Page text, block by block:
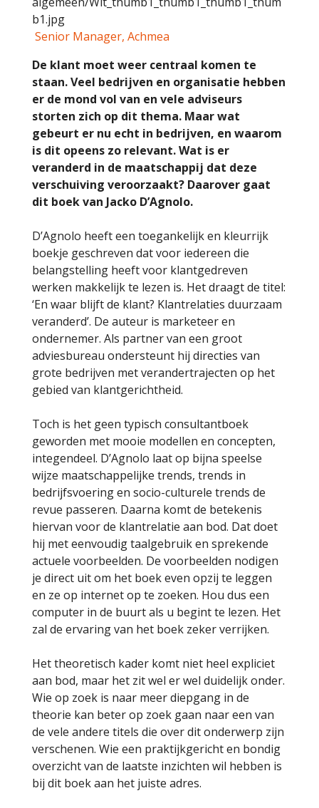
Senior Manager, Achmea
De klant moet weer centraal komen te
staan. Veel bedrijven en organisatie hebben
er de mond vol van en vele adviseurs
storten zich op dit thema. Maar wat
gebeurt er nu echt in bedrijven, en waarom
is dit opeens zo relevant. Wat is er
veranderd in de maatschappij dat deze
verschuiving veroorzaakt? Daarover gaat
dit boek van Jacko D’Agnolo.
D’Agnolo heeft een toegankelijk en kleurrijk
boekje geschreven dat voor iedereen die
belangstelling heeft voor klantgedreven
werken makkelijk te lezen is. Het draagt de titel:
‘En waar blijft de klant? Klantrelaties duurzaam
veranderd’. De auteur is marketeer en
ondernemer. Als partner van een groot
adviesbureau ondersteunt hij directies van
grote bedrijven met verandertrajecten op het
gebied van klantgerichtheid.
Toch is het geen typisch consultantboek
geworden met mooie modellen en concepten,
integendeel. D’Agnolo laat op bijna speelse
wijze maatschappelijke trends, trends in
bedrijfsvoering en socio-culturele trends de
revue passeren. Daarna komt de betekenis
hiervan voor de klantrelatie aan bod. Dat doet
hij met eenvoudig taalgebruik en sprekende
actuele voorbeelden. De voorbeelden nodigen
je direct uit om het boek even opzij te leggen
en ze op internet op te zoeken. Hou dus een
computer in de buurt als u begint te lezen. Het
zal de ervaring van het boek zeker verrijken.
Het theoretisch kader komt niet heel expliciet
aan bod, maar het zit wel er wel duidelijk onder.
Wie op zoek is naar meer diepgang in de
theorie kan beter op zoek gaan naar een van
de vele andere titels die over dit onderwerp zijn
verschenen. Wie een praktijkgericht en bondig
overzicht van de laatste inzichten wil hebben is
bij dit boek aan het juiste adres.